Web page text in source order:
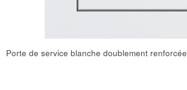
Porte de service blanche doublement renforcée